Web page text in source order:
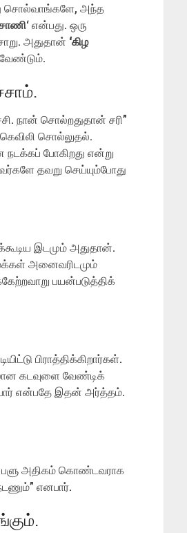
சொல்வாங்களே, அந்த
‘ என்பது. ஒரு
அதுதான் ‘கிழ
நான் சொல்றதுதான் சரி”
சொல்லுதல்.
போகிறது என்று
தவறு செய்யும்போது
இடமும் அதுதான்.
அனைவரிடமும்
பயன்படுத்திக்
பிராத்திக்கிறார்கள்.
கடவுளை வேண்டிக்
என்பதே இதன் அர்த்தம்.
பளு அதிகம் கொண்டவராக
எனபார்.